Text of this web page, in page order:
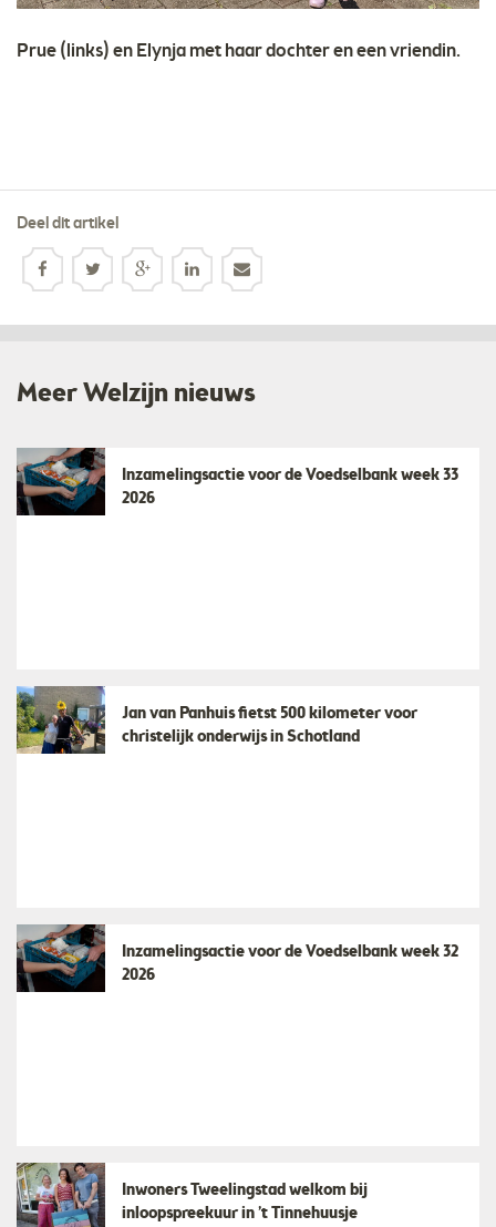
Prue (links) en Elynja met haar dochter en een vriendin.
Deel dit artikel
Meer Welzijn nieuws
Inzamelingsactie voor de Voedselbank week 33
2026
Jan van Panhuis fietst 500 kilometer voor
christelijk onderwijs in Schotland
Inzamelingsactie voor de Voedselbank week 32
2026
Inwoners Tweelingstad welkom bij
inloopspreekuur in ’t Tinnehuusje